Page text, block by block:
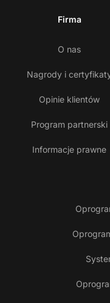
Firma
O nas
Nagrody i
Opinie klientów
Program partnerski
Informacje prawne